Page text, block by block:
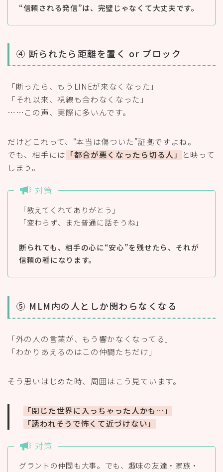
“信頼される発信”は、完璧じゃなくて大丈夫です。
④ 断られたら距離を置く or ブロック
「断ったら、もうLINEが来なくなった」
「それ以来、視線も合わなくなった」
……この声、実際に多いんです。
だけどこれって、“本当は傷ついた”証拠ですよね。
でも、相手には 「都合が悪くなったら切る人」
と映って
しまう。
対策
「教えてくれてありがとう」
「変わらず、また普通に話そうね」
断られても、相手の心に“安心”を残せたら、それが
信頼の種になります。
⑤ MLM内の人としか関わらなくなる
「外の人の言葉が、もう響かなくなってる」
「わかりあえるのはこの仲間たちだけ」
そう思いはじめた時、周囲はこう見ています。
「閉じた世界に入っちゃった人かも…」
「誘われそうで怖くて近づけない」
対策
グラントの仲間も大事。でも、趣味の友達・家族・